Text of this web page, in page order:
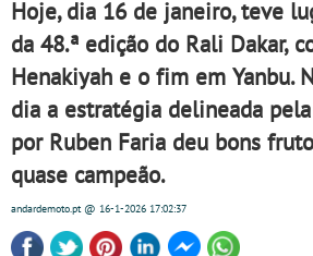
Hoje, dia 16 de janeiro, teve
da 48.ª edição do Rali Dakar,
Henakiyah e o fim em Yanbu.
dia a estratégia delineada
por Ruben Faria deu bons
quase campeão.
andardemoto.pt@ 16-1-2026 17:02:37